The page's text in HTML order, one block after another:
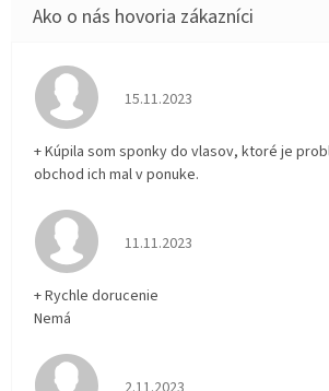
Hodnotenie obchodu je 5 z 5
15.11.2023
+ Kúpila som sponky do vlasov, ktoré je
obchod ich mal v ponuke.
Hodnotenie obchodu je 5 z 5
11.11.2023
+ Rychle dorucenie
Nemá
Hodnotenie obchodu je 5 z 5